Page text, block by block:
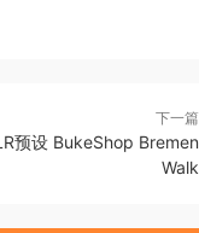
下一篇
预设 BukeShop Bremen
Walk